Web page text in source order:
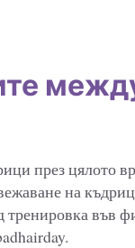
през цялото
на
във